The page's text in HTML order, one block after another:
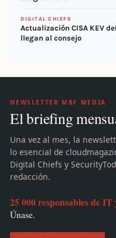
DIGITAL CHIEFS
Actualización CISA KEV
llegan al consejo
NEWSLETTER MBF MEDIA
El briefing
Una vez al mes, la
lo esencial de
Digital Chiefs y
redacción.
25 000 responsables de IT
Únase.